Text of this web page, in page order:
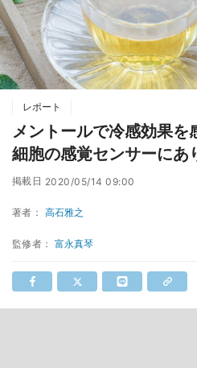
レポート
メントールで冷感効果を
細胞の感覚センサーにあ
掲載日 2020/05/14 09:00
著者： 高石雅之
監修者：富永真琴